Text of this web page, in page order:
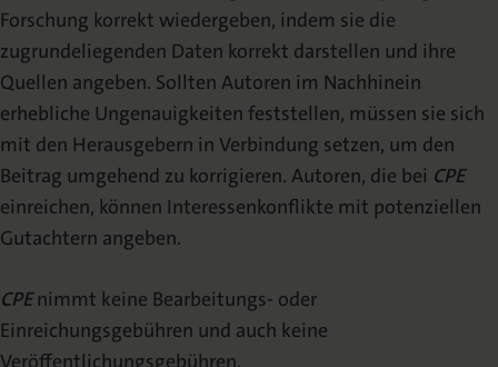
Forschung korrekt wiedergeben, indem sie die
zugrundeliegenden Daten korrekt darstellen und ihre
Quellen angeben. Sollten Autoren im Nachhinein
erhebliche Ungenauigkeiten feststellen, müssen sie sich
mit den Herausgebern in Verbindung setzen, um den
Beitrag umgehend zu korrigieren. Autoren, die bei CPE
einreichen, können Interessenkonflikte mit potenziellen
Gutachtern angeben.
CPEnimmt keine Bearbeitungs- oder
Einreichungsgebühren und auch keine
Veröffentlichungsgebühren.